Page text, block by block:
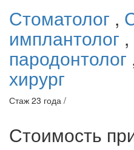
Стоматолог ,
имплантолог ,
пародонтолог
хирург
Стаж 23 года /
Стоимость